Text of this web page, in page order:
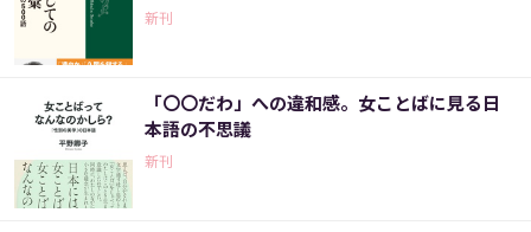
新刊
「〇〇だわ」への違和感。女ことばに見る日
本語の不思議
新刊